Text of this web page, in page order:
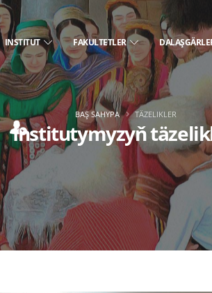
INSTITUT FAKULTETLER
Institutymyzyň
BAŞ SAHYPA TÄZELIKLER